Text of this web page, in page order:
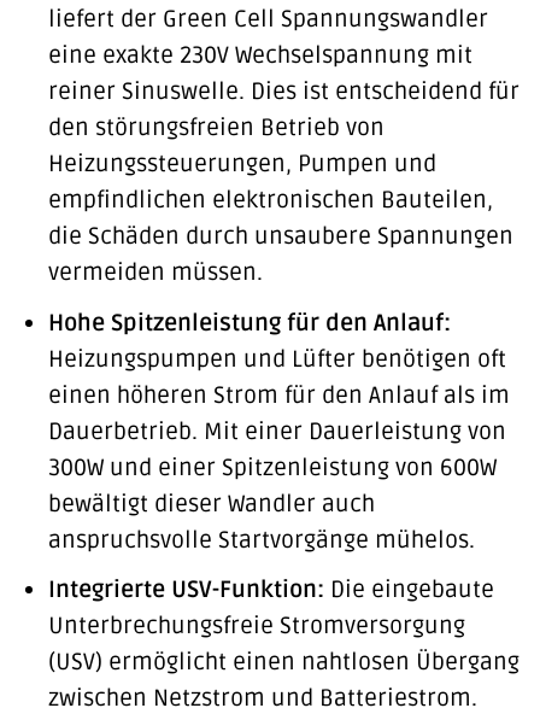
liefert der Green Cell Spannungswandler
eine exakte 230V Wechselspannung mit
reiner Sinuswelle. Dies ist entscheidend für
den störungsfreien Betrieb von
Heizungssteuerungen, Pumpen und
empfindlichen elektronischen Bauteilen,
die Schäden durch unsaubere Spannungen
vermeiden müssen.
Hohe Spitzenleistung für den Anlauf:
Heizungspumpen und Lüfter benötigen oft
einen höheren Strom für den Anlauf als im
Dauerbetrieb. Mit einer Dauerleistung von
300W und einer Spitzenleistung von 600W
bewältigt dieser Wandler auch
anspruchsvolle Startvorgänge mühelos.
Integrierte USV-Funktion: Die eingebaute
Unterbrechungsfreie Stromversorgung
(USV) ermöglicht einen nahtlosen Übergang
zwischen Netzstrom und Batteriestrom.